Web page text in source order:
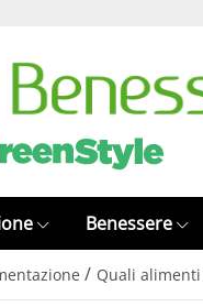
Benessere
/ Quali